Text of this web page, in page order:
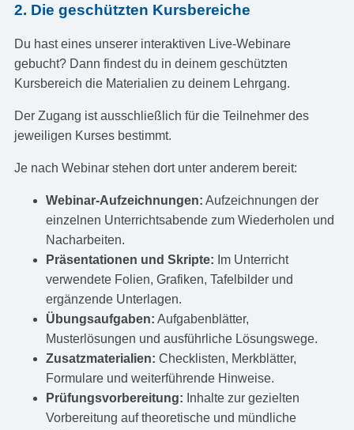
2. Die geschützten Kursbereiche
Du hast eines unserer interaktiven Live-Webinare
gebucht? Dann findest du in deinem geschützten
Kursbereich die Materialien zu deinem Lehrgang.
Der Zugang ist ausschließlich für die Teilnehmer des
jeweiligen Kurses bestimmt.
Je nach Webinar stehen dort unter anderem bereit:
Webinar-Aufzeichnungen: Aufzeichnungen der
einzelnen Unterrichtsabende zum Wiederholen und
Nacharbeiten.
Präsentationen und Skripte: Im Unterricht
verwendete Folien, Grafiken, Tafelbilder und
ergänzende Unterlagen.
Übungsaufgaben: Aufgabenblätter,
Musterlösungen und ausführliche Lösungswege.
Zusatzmaterialien: Checklisten, Merkblätter,
Formulare und weiterführende Hinweise.
Prüfungsvorbereitung: Inhalte zur gezielten
Vorbereitung auf theoretische und mündliche